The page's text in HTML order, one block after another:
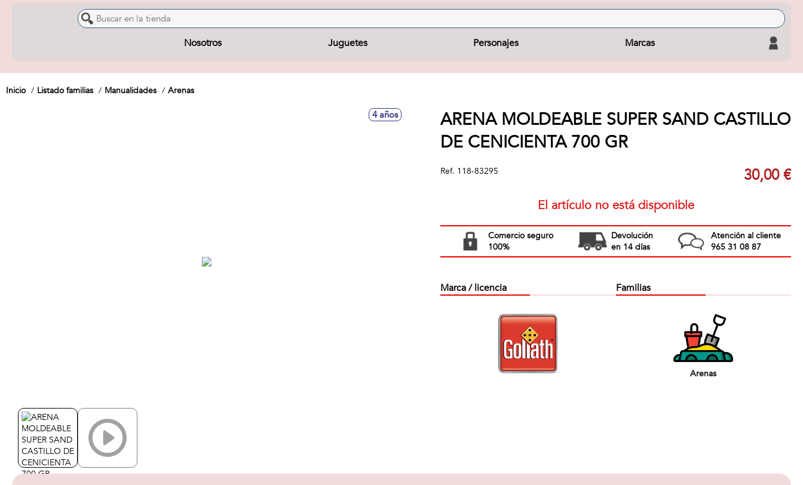
Nosotros Juguetes Personajes Marcas
Inicio Listado familias Manualidades Arenas
4 años
ARENA MOLDEABLE SUPER SAND CASTILLO
DE CENICIENTA 700 GR
Ref. 118-83295 30,00 €
El artículo no está disponible
Comercio seguro
100%
Devolución
en 14 días
Atención al cliente
965 31 08 87
Marca / licencia Familias
Arenas